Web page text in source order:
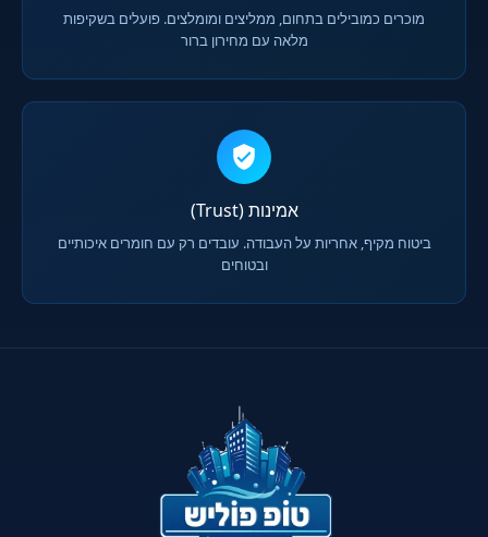
מוכרים כמובילים בתחום, ממליצים ומומלצים. פועלים בשקיפות
מלאה עם מחירון ברור
אמינות (Trust)
ביטוח מקיף, אחריות על העבודה. עובדים רק עם חומרים איכותיים
ובטוחים